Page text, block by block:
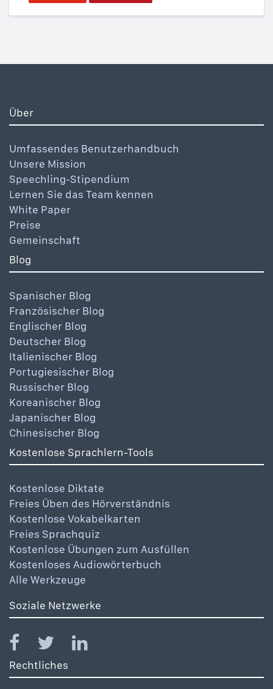
Über
Umfassendes Benutzerhandbuch
Unsere Mission
Speechling-Stipendium
Lernen Sie das Team kennen
White Paper
Preise
Gemeinschaft
Blog
Spanischer Blog
Französischer Blog
Englischer Blog
Deutscher Blog
Italienischer Blog
Portugiesischer Blog
Russischer Blog
Koreanischer Blog
Japanischer Blog
Chinesischer Blog
Kostenlose Sprachlern-Tools
Kostenlose Diktate
Freies Üben des Hörverständnis
Kostenlose Vokabelkarten
Freies Sprachquiz
Kostenlose Übungen zum Ausfüllen
Kostenloses Audiowörterbuch
Alle Werkzeuge
Soziale Netzwerke
Rechtliches